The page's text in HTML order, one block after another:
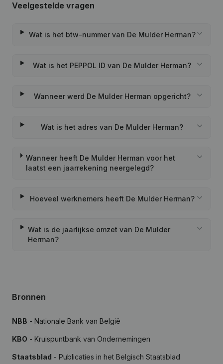
Veelgestelde vragen
Wat is het btw-nummer van De Mulder Herman?
Wat is het PEPPOL ID van De Mulder Herman?
Wanneer werd De Mulder Herman opgericht?
Wat is het adres van De Mulder Herman?
Wanneer heeft De Mulder Herman voor het
laatst een jaarrekening neergelegd?
Hoeveel werknemers heeft De Mulder Herman?
Wat is de jaarlijkse omzet van De Mulder
Herman?
Bronnen
NBB - Nationale Bank van België
KBO - Kruispuntbank van Ondernemingen
Staatsblad - Publicaties in het Belgisch Staatsblad